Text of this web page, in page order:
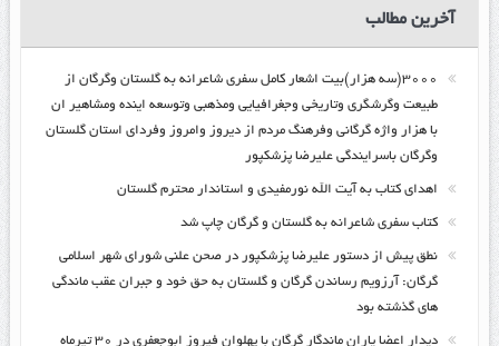
آخرین مطالب
۳۰۰۰(سه هزار)بیت اشعار کامل سفری شاعرانه به گلستان وگرگان از
طبیعت وگرشگری وتاریخی وجغرافیایی ومذهبی وتوسعه اینده ومشاهیر ان
با هزار واژه گرگانی وفرهنگ مردم از دیروز وامروز وفردای استان گلستان
وگرگان باسرایندگی علیرضا پزشکپور
اهدای کتاب به آیت الله نورمفیدی و استاندار محترم گلستان
کتاب سفری شاعرانه به گلستان و گرگان چاپ شد
نطق پیش از دستور علیرضا پزشکپور در صحن علنی شورای شهر اسلامی
گرگان: آرزویم رساندن گرگان و گلستان به حق خود و جبران عقب ماندگی
های گذشته بود
دیدار اعضا یاران ماندگار گرگان با پهلوان فیروز ابوجعفری در ۳۰ تیرماه